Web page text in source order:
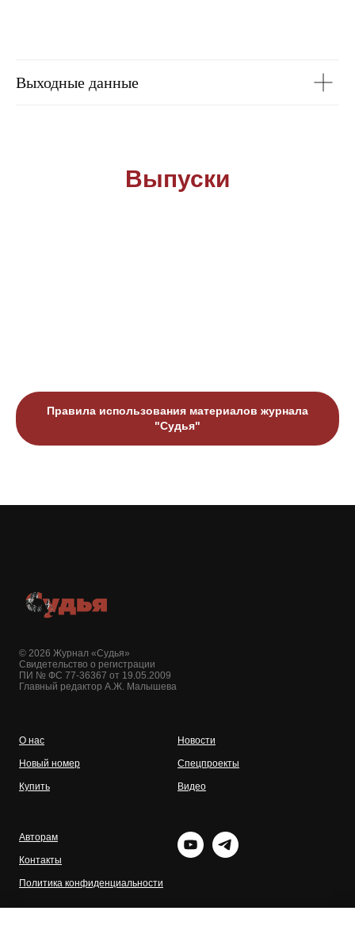
Выходные данные
Выпуски
Правила использования материалов журнала
"Судья"
© 2026 Журнал «Судья»
Свидетельство о регистрации
ПИ № ФС 77-36367 от 19.05.2009
Главный редактор А.Ж. Малышева
О нас
Новый номер
Купить
Новости
Спецпроекты
Видео
Авторам
Контакты
Политика конфиденциальности